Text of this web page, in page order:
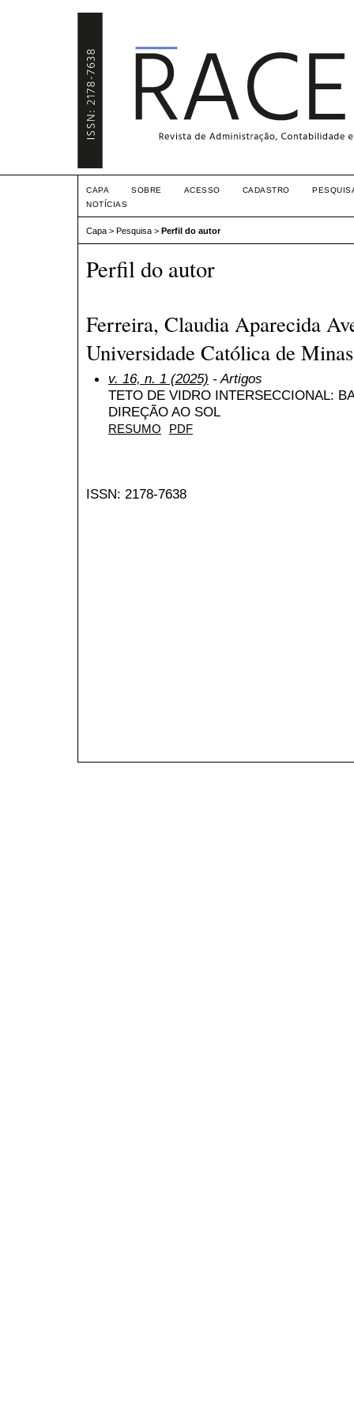
CAPA SOBRE ACESSO CADASTRO
NOTÍCIAS
Capa > Pesquisa > Perfil do autor
Perfil do autor
Ferreira, Claudia Aparecida
Universidade Católica de
v. 16, n. 1 (2025) - Artigos
TETO DE VIDRO INTERSECCIONAL:
DIREÇÃO AO SOL
RESUMO PDF
ISSN: 2178-7638